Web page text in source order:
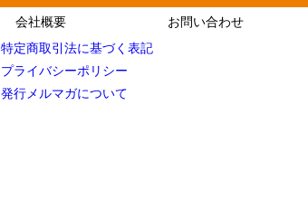
会社概要
特定商取引法に基づく表記
プライバシーポリシー
発行メルマガについて
お問い合わせ